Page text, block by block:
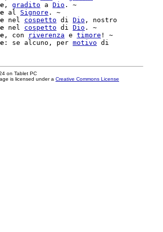
, gradito a Dio . ~
al Signore . ~
nel cospetto di Dio , nostro
nel cospetto di Dio . ~
, con riverenza e timore ! ~
: se alcuno, per motivo
on Tablet PC
is licensed under a Creative Commons License